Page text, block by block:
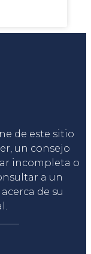
de este sitio
un consejo
incompleta o
a un
de su